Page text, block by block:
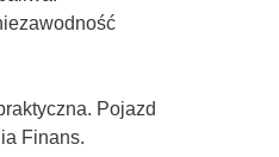
Pojazd
Finans.